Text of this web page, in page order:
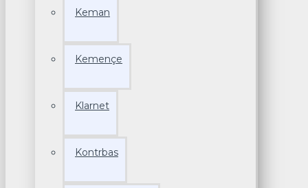
Keman
Kemençe
Klarnet
Kontrbas